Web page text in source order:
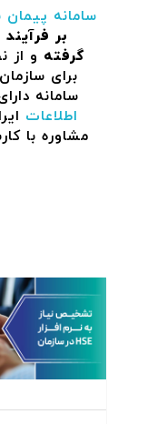
سامانه پیمان
بر
گرفته و از
برای
سامانه
اطلاعات
مشاوره با